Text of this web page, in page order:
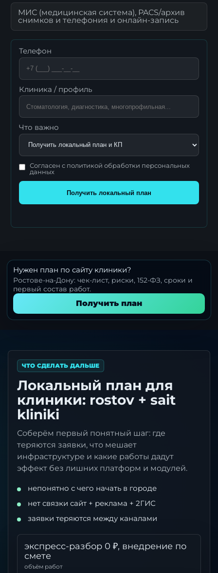
МИС (медицинская система), PACS/архив
снимков и телефония и онлайн-запись
Телефон
Клиника / профиль
Что важно
Согласен с политикой обработки персональных
данных
Получить локальный план
Нужен план по сайту клиники?
Ростове-на-Дону: чек-лист, риски, 152-ФЗ, сроки и
первый состав работ.
Получить план
ЧТО СДЕЛАТЬ ДАЛЬШЕ
Локальный план для
клиники: rostov + sait
kliniki
Соберём первый понятный шаг: где
теряются заявки, что мешает
инфраструктуре и какие работы дадут
эффект без лишних платформ и модулей.
непонятно с чего начать в городе
нет связки сайт + реклама + 2ГИС
заявки теряются между каналами
экспресс-разбор 0 ₽, внедрение по
смете
объём работ